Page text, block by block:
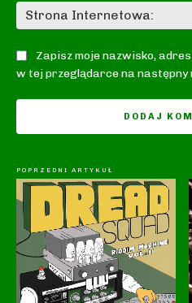
Zapisz moje nazwisko,
w tej przeglądarce na następny
POPRZEDNI ARTYKUŁ